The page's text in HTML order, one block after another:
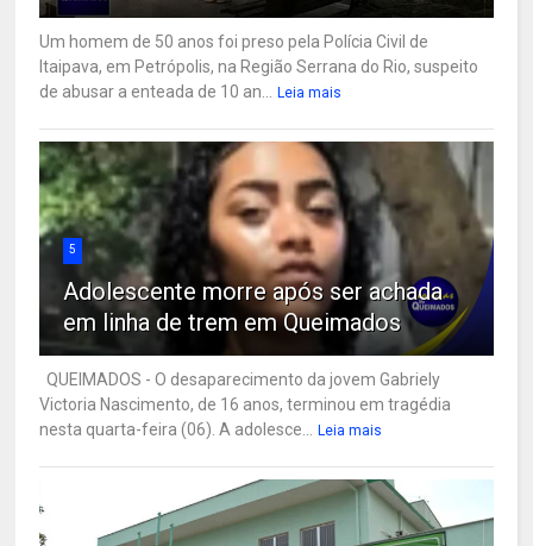
Um homem de 50 anos foi preso pela Polícia Civil de
Itaipava, em Petrópolis, na Região Serrana do Rio, suspeito
de abusar a enteada de 10 an...
Leia mais
5
Adolescente morre após ser achada
em linha de trem em Queimados
QUEIMADOS - O desaparecimento da jovem Gabriely
Victoria Nascimento, de 16 anos, terminou em tragédia
nesta quarta-feira (06). A adolesce...
Leia mais